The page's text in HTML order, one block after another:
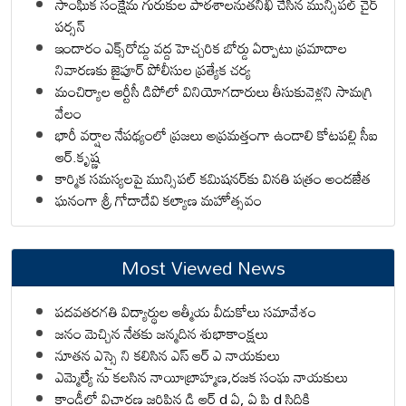
పర్సన్
ఇందారం ఎక్స్‌రోడ్డు వద్ద హెచ్చరిక బోర్డు ఏర్పాటు ప్రమాదాల
నివారణకు జైపూర్ పోలీసుల ప్రత్యేక చర్య
మంచిర్యాల ఆర్టీసీ డిపోలో వినియోగదారులు తీసుకువెళ్లని సామగ్రి
వేలం
భారీ వర్షాల నేపథ్యంలో ప్రజలు అప్రమత్తంగా ఉండాలి కోటపల్లి సీఐ
ఆర్.కృష్ణ
కార్మిక సమస్యలపై మున్సిపల్ కమిషనర్‌కు వినతి పత్రం అందజేత
ఘనంగా శ్రీ గోదాదేవి కల్యాణ మహోత్సవం
Most Viewed News
పదవతరగతి విద్యార్థుల ఆత్మీయ వీడుకోలు సమావేశం
జనం మెచ్చిన నేతకు జన్మదిన శుభాకాంక్షలు
నూతన ఎస్సై ని కలిసిన ఎస్ ఆర్ ఎ నాయకులు
ఎమ్మెల్యే ను కలసిన నాయీబ్రాహ్మణ,రజక సంఘ నాయకులు
కాండ్లీలో విచారణ జరిపిన డి ఆర్ d ఏ, ఏ పి d సిద్ధికి